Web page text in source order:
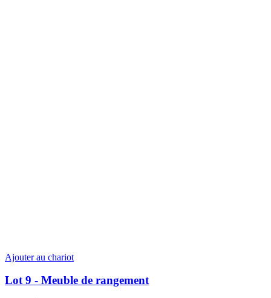
Ajouter au chariot
Lot 9 - Meuble de rangement